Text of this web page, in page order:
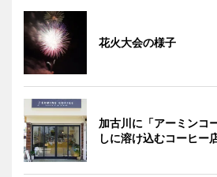
花火大会の様子
加古川に「アーミン
しに溶け込むコーヒー